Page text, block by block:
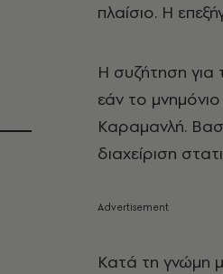
πλαίσιο. Η
Η συζήτηση
εάν το
Καραμανλή.
διαχείριση
Κατά τη γνώμη